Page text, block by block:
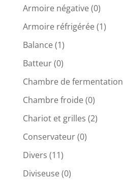
Armoire négative(0)
Armoire réfrigérée(1)
Balance(1)
Batteur(0)
Chambre de fermentation
Chambre froide(0)
Chariot et grilles (2)
Conservateur(0)
Divers (11)
Diviseuse(0)